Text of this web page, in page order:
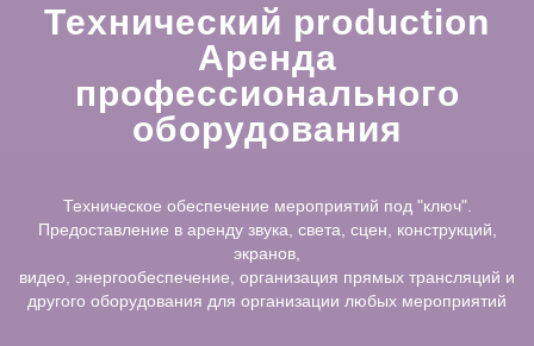
Технический production
Аренда
профессионального
оборудования
Техническое обеспечение мероприятий под "ключ".
Предоставление в аренду звука, света, сцен, конструкций,
экранов,
видео, энергообеспечение, организация прямых трансляций и
другого оборудования для организации любых мероприятий